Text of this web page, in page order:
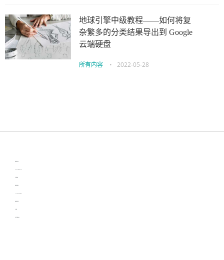
地球引擎中级教程——如何将复
杂繁多的分类结果导出到 Google
云端硬盘
所有内容 • 2022-05-28